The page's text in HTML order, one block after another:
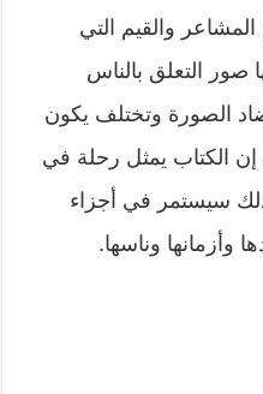
والقيم التي
صور التعلق بالناس
الصورة وتختلف يكون
إن الكتاب يمثل رحلة في
سيستمر في أجزاء
وأزمانها وناسها.